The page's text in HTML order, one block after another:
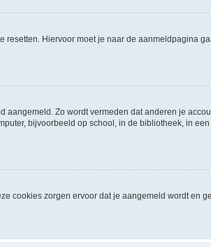
Hiervoor moet je naar de aanmeldpagina
Zo wordt vermeden dat anderen je
bijvoorbeeld op school, in de bibliotheek, in
cookies zorgen ervoor dat je aangemeld wordt en